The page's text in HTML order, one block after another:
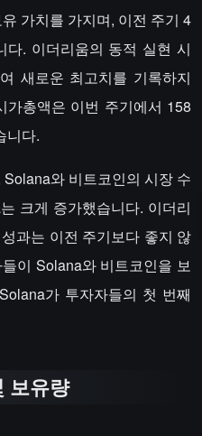
가치를 가지며, 이전 주기 4
다. 이더리움의 동적 실현 시
새로운 최고치를 기록하지
총액은 이번 주기에서 158
니다.
와 비트코인의 시장 수
크게 증가했습니다. 이더리
과는 이전 주기보다 좋지 않
이 Solana와 비트코인을 보
가 투자자들의 첫 번째
보유량